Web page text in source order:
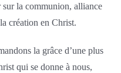
la communion, alliance
création en Christ.
la grâce d’une plus
qui se donne à nous,